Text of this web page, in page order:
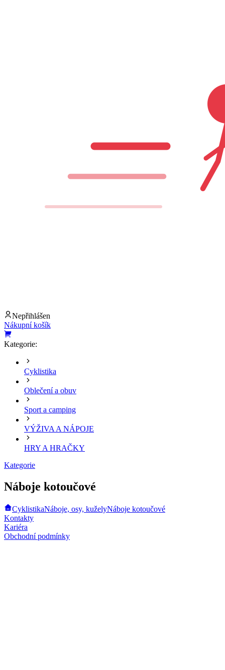
Nepřihlášen
Nákupní košík
Kategorie:
Cyklistika
Oblečení a obuv
Sport a camping
VÝŽIVA A NÁPOJE
HRY A HRAČKY
Kategorie
Náboje kotoučové
CyklistikaNáboje, osy, kuželyNáboje kotoučové
Kontakty
Kariéra
Obchodní podmínky